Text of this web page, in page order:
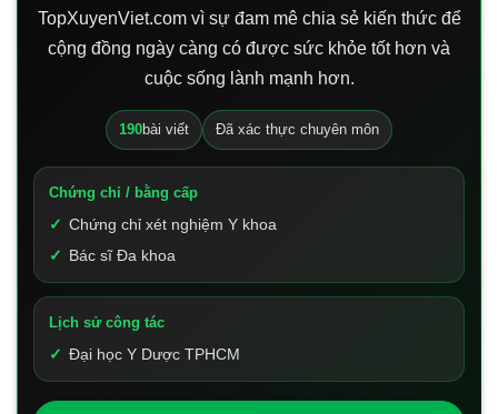
TopXuyenViet.com vì sự đam mê chia sẻ kiến thức để
cộng đồng ngày càng có được sức khỏe tốt hơn và
cuộc sống lành mạnh hơn.
190bài viết Đã xác thực chuyên môn
Chứng chỉ / bằng cấp
Chứng chỉ xét nghiệm Y khoa
Bác sĩ Đa khoa
Lịch sử công tác
Đại học Y Dược TPHCM